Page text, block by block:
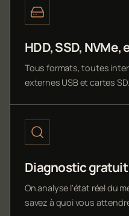
HDD, SSD, NVMe,
Tous formats, toutes
externes USB et cartes SD.
Diagnostic gratuit
On analyse l'état réel du
savez à quoi vous